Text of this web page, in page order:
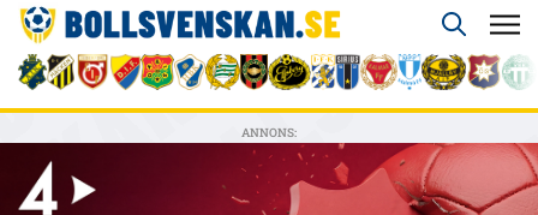
ANNONS: